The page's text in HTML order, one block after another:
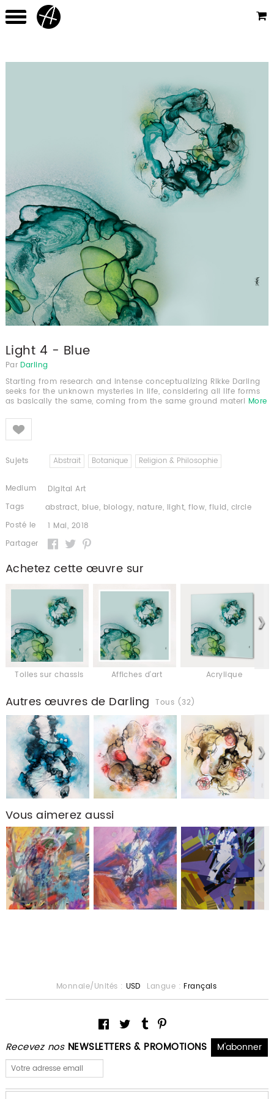
Light 4 - Blue
Par Darling
Starting from research and intense conceptualizing Rikke Darling
seeks for the unknown mysteries in life, considering all life forms
as basically the same, coming from the same ground materi More
Like
Sujets Abstrait Botanique Religion & Philosophie
Medium
Digital Art
Tags
abstract, blue, biology, nature, light,flow,fluid, circle
Posté le
1 Mai, 2018
Partager
Achetez cette œuvre sur
Toiles sur chassis Affiches d'art Acrylique
Autres œuvres de Darling Tous (32)
Vous aimerez aussi
Recevez nos NEWSLETTERS & PROMOTIONS
Monnaie/Unités : USD Langue : Français